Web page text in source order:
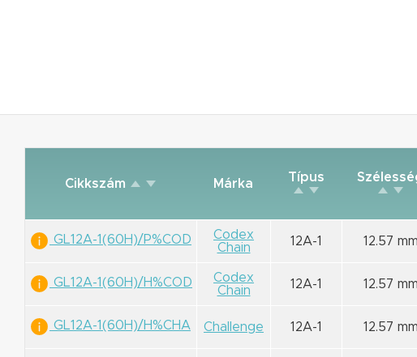
Cikkszám Márka Típus
GL12A-1(60H)/P%COD
Codex
Chain
12A-1 12.57 mm
GL12A-1(60H)/H%COD
Codex
Chain
12A-1 12.57 mm
GL12A-1(60H)/H%CHA Challenge 12A-1 12.57 mm